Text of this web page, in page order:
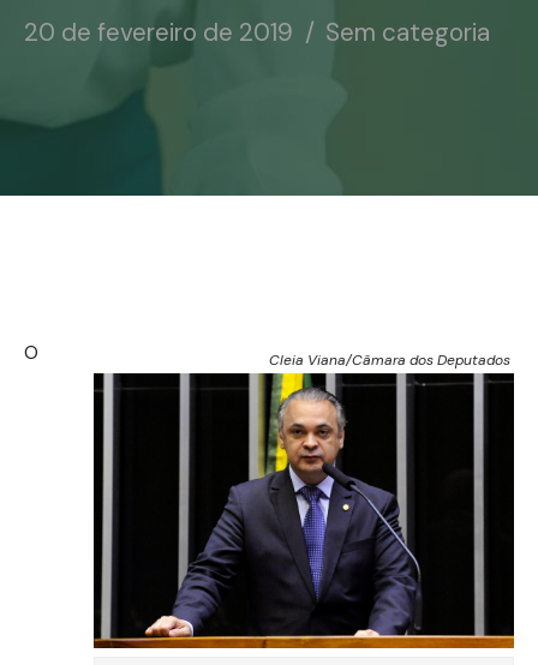
20 de fevereiro de 2019 Sem categoria
Cleia Viana/Câmara dos Deputados
O